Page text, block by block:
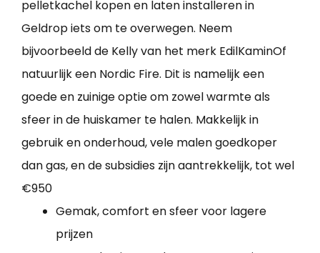
pelletkachel kopen en laten installeren in
Geldrop iets om te overwegen. Neem
bijvoorbeeld de Kelly van het merk EdilKaminOf
natuurlijk een Nordic Fire. Dit is namelijk een
goede en zuinige optie om zowel warmte als
sfeer in de huiskamer te halen. Makkelijk in
gebruik en onderhoud, vele malen goedkoper
dan gas, en de subsidies zijn aantrekkelijk, tot wel
€950
Gemak, comfort en sfeer voor lagere
prijzen